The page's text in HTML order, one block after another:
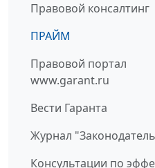
Правовой консалтинг
ПРАЙМ
Правовой портал
www.garant.ru
Вести Гаранта
Журнал
Консультации по